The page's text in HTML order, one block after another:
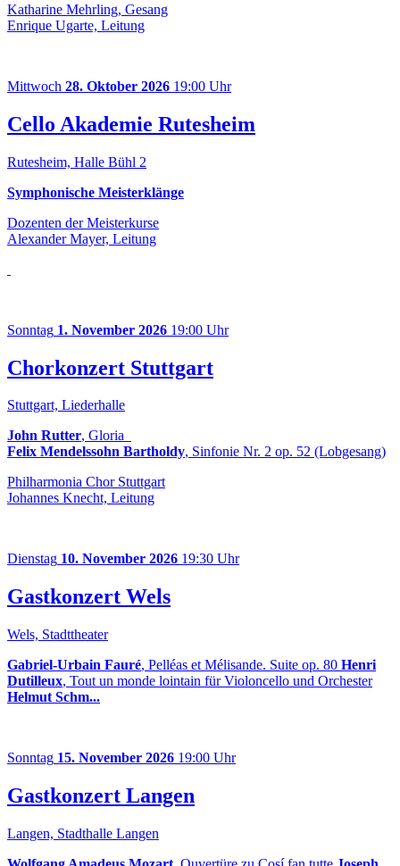
Katharine Mehrling, Gesang
Enrique Ugarte, Leitung
Mittwoch 28. Oktober 2026 19:00 Uhr
Cello Akademie Rutesheim
Rutesheim, Halle Bühl 2
Symphonische Meisterklänge
Dozenten der Meisterkurse
Alexander Mayer, Leitung
Sonntag 1. November 2026 19:00 Uhr
Chorkonzert Stuttgart
Stuttgart, Liederhalle
John Rutter, Gloria
Felix Mendelssohn Bartholdy, Sinfonie Nr. 2 op. 52 (Lobgesang)
Philharmonia Chor Stuttgart
Johannes Knecht, Leitung
Dienstag 10. November 2026 19:30 Uhr
Gastkonzert Wels
Wels, Stadttheater
Gabriel-Urbain Fauré, Pelléas et Mélisande. Suite op. 80 Henri
Dutilleux, Tout un monde lointain für Violoncello und Orchester
Helmut Schm...
Sonntag 15. November 2026 19:00 Uhr
Gastkonzert Langen
Langen, Stadthalle Langen